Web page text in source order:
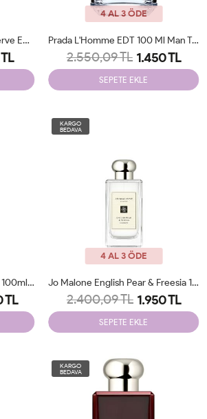
Tom Ford Black Orchid Reserve EDP 100 Ml Tester
4 AL 3 ÖDE
Prada L'Homme EDT 100 Ml Man Tester
2.550,09 TL 1.450 TL
SEPETE EKLE
Jo Malone Orange Blossom 100ml Tester
TL
KARGO
BEDAVA
4 AL 3 ÖDE
Jo Malone English Pear & Freesia 100ml Tester
2.400,09 TL 1.950 TL
SEPETE EKLE
KARGO
BEDAVA